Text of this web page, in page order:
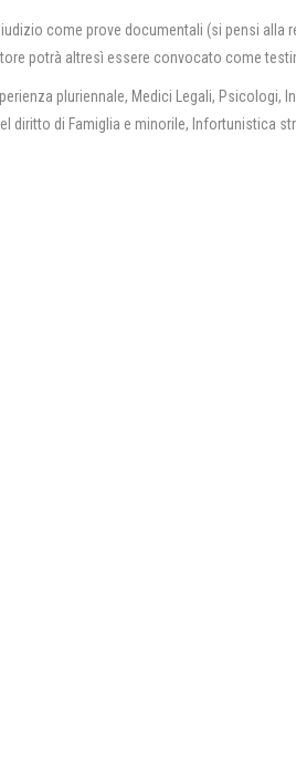
come prove documentali (si pensi alla
potrà altresì essere convocato come
pluriennale, Medici Legali, Psicologi,
diritto di Famiglia e minorile, Infortunistica